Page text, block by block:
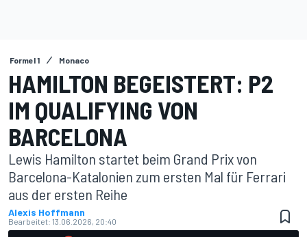
Formel 1 Monaco
HAMILTON BEGEISTERT: P2
IM QUALIFYING VON
BARCELONA
Lewis Hamilton startet beim Grand Prix von
Barcelona-Katalonien zum ersten Mal für Ferrari
aus der ersten Reihe
Alexis Hoffmann
Bearbeitet: 13.06.2026, 20:40